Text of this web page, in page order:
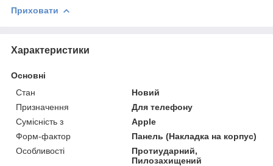
Приховати
Характеристики
Основні
Стан
Новий
Призначення
Для телефону
Сумісність з
Apple
Форм-фактор
Панель (Накладка на корпус)
Особливості
Протиударний,
Пилозахищений